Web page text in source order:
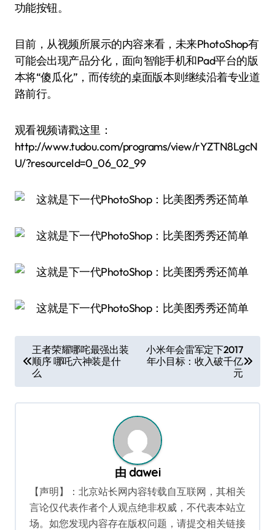
功能按钮。
目前，从视频所展示的内容来看，未来PhotoShop有
可能会出现产品分化，面向智能手机和Pad平台的版
本将“傻瓜化”，而传统的桌面版本则继续沿着专业道
路前行。
观看视频请戳这里：
http://www.tudou.com/programs/view/rYZTN8LgcN
U/?resourceId=0_06_02_99
章
导
航
王者荣耀哪咤最强出装
顺序 哪吒六神装是什
么
小米年会雷军定下2017
年小目标：收入破千亿
元
由 dawei
【声明】：北京站长网内容转载自互联网，其相关
言论仅代表作者个人观点绝非权威，不代表本站立
场。如您发现内容存在版权问题，请提交相关链接